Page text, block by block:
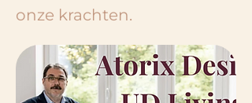
onze krachten.